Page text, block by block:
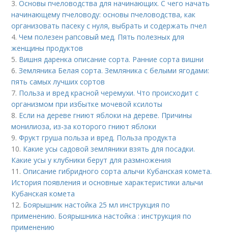
3.Основы пчеловодства для начинающих. С чего начать
начинающему пчеловоду: основы пчеловодства, как
организовать пасеку с нуля, выбрать и содержать пчел
4.Чем полезен рапсовый мед. Пять полезных для
женщины продуктов
5. Вишня даренка описание сорта. Ранние сорта вишни
6.Земляника Белая сорта. Земляника с белыми ягодами:
пять самых лучших сортов
7. Польза и вред красной черемухи. Что происходит с
организмом при избытке мочевой ксилоты
8. Если на дереве гниют яблоки на дереве. Причины
монилиоза, из-за которого гниют яблоки
9.Фрукт груша польза и вред. Польза продукта
10. Какие усы садовой земляники взять для посадки.
Какие усы у клубники берут для размножения
11.Описание гибридного сорта алычи Кубанская комета.
История появления и основные характеристики алычи
Кубанская комета
12. Боярышник настойка 25 мл инструкция по
применению. Боярышника настойка : инструкция по
применению